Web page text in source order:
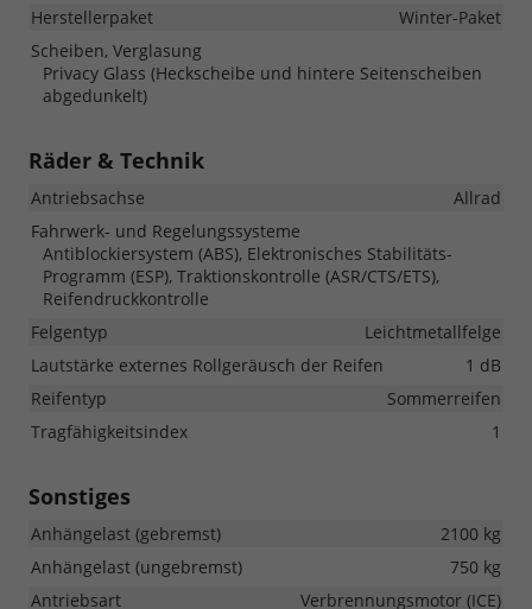
Herstellerpaket
Winter-Paket
Scheiben, Verglasung
Privacy Glass (Heckscheibe und hintere Seitenscheiben
abgedunkelt)
Räder & Technik
Antriebsachse
Allrad
Fahrwerk- und Regelungssysteme
Antiblockiersystem (ABS), Elektronisches Stabilitäts-
Programm (ESP), Traktionskontrolle (ASR/CTS/ETS),
Reifendruckkontrolle
Felgentyp
Leichtmetallfelge
Lautstärke externes Rollgeräusch der Reifen
1 dB
Reifentyp
Sommerreifen
Tragfähigkeitsindex
1
Sonstiges
Anhängelast (gebremst)
2100 kg
Anhängelast (ungebremst)
750 kg
Antriebsart
Verbrennungsmotor (ICE)